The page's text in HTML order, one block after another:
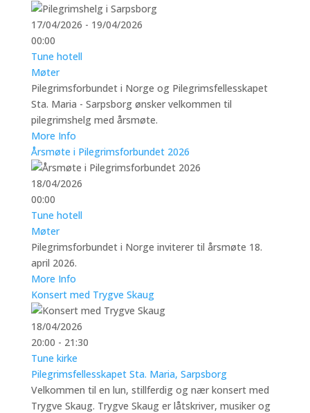
17/04/2026 - 19/04/2026
00:00
Tune hotell
Møter
Pilegrimsforbundet i Norge og Pilegrimsfellesskapet
Sta. Maria - Sarpsborg ønsker velkommen til
pilegrimshelg med årsmøte.
More Info
Årsmøte i Pilegrimsforbundet 2026
18/04/2026
00:00
Tune hotell
Møter
Pilegrimsforbundet i Norge inviterer til årsmøte 18.
april 2026.
More Info
Konsert med Trygve Skaug
18/04/2026
20:00 - 21:30
Tune kirke
Pilegrimsfellesskapet Sta. Maria, Sarpsborg
Velkommen til en lun, stillferdig og nær konsert med
Trygve Skaug. Trygve Skaug er låtskriver, musiker og